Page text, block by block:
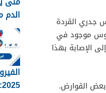
جدري القردة
موجود في
الإصابة بهذا
القوارض.
الدم